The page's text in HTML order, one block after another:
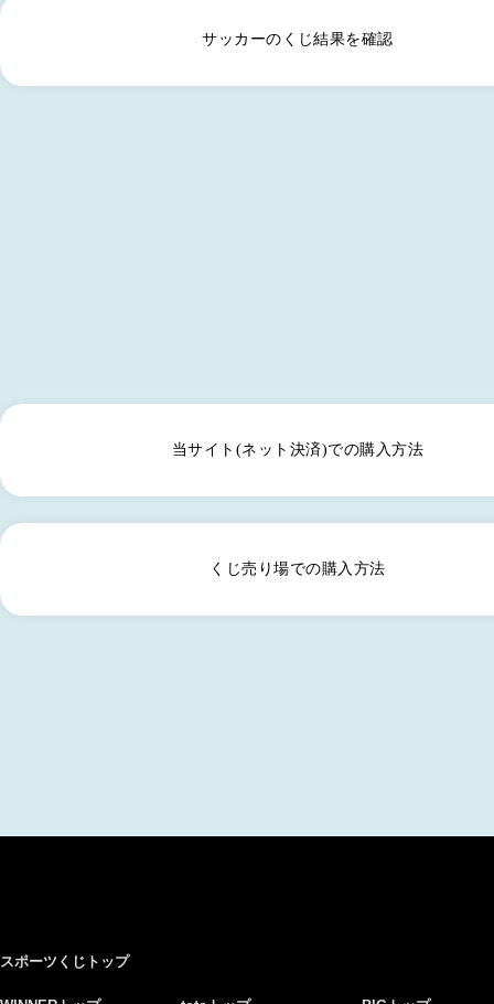
サッカーのくじ結果を確認
当サイト(ネット決済)での購入方法
くじ売り場での購入方法